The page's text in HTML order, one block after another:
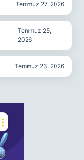
Temmuz 27, 2026
Temmuz 25,
2026
Temmuz 23, 2026